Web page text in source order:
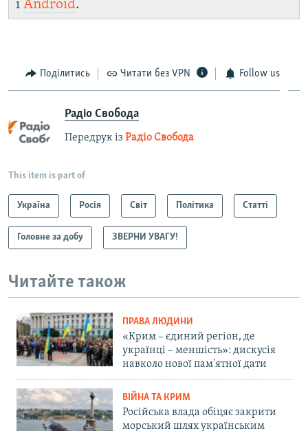
і Android.
Поділитись Читати без VPN Follow us
Радіо Свобода
Передрук із Радіо Свобода
This item is part of
Україна Росія Світ Політика Статті
Головне за добу ЗВЕРНИ УВАГУ!
Читайте також
ПРАВА ЛЮДИНИ
«Крим – єдиний регіон, де
українці – меншість»: дискусія
навколо нової пам'ятної дати
ВІЙНА ТА КРИМ
Російська влада обіцяє закрити
морський шлях українським